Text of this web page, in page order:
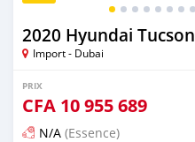
2020 Hyundai Tucson
Import - Dubai
PRIX
CFA 10 955 689
N/A (Essence)